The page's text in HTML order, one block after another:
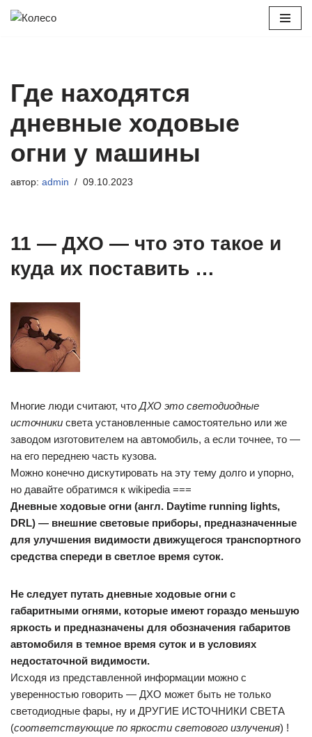
Где находятся
дневные ходовые
огни у машины
автор: admin 09.10.2023
11 — ДХО — что это такое и
куда их поставить …
Многие люди считают, что ДХО это светодиодные
источники света установленные самостоятельно или же
заводом изготовителем на автомобиль, а если точнее, то —
на его переднею часть кузова.
Можно конечно дискутировать на эту тему долго и упорно,
но давайте обратимся к wikipedia ===
Дневные ходовые огни (англ. Daytime running lights,
DRL) — внешние световые приборы, предназначенные
для улучшения видимости движущегося транспортного
средства спереди в светлое время суток.
Не следует путать дневные ходовые огни с
габаритными огнями, которые имеют гораздо меньшую
яркость и предназначены для обозначения габаритов
автомобиля в темное время суток и в условиях
недостаточной видимости.
Исходя из представленной информации можно с
уверенностью говорить — ДХО может быть не только
светодиодные фары, ну и ДРУГИЕ ИСТОЧНИКИ СВЕТА
(соответствующие по яркости светового излучения) !